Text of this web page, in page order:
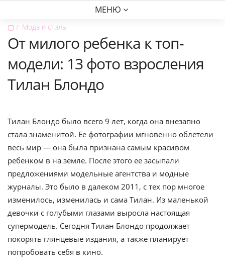
МЕНЮ
▢ Мода и стиль
От милого ребенка к топ-
модели: 13 фото взросления
Тилан Блондо
Тилан Блондо было всего 9 лет, когда она внезапно
стала знаменитой. Ее фотографии мгновенно облетели
весь мир — она была признана самым красивом
ребенком в на земле. После этого ее засыпали
предложениями модельные агентства и модные
журналы. Это было в далеком 2011, с тех пор многое
изменилось, изменилась и сама Тилан. Из маленькой
девочки с голубыми глазами выросла настоящая
супермодель. Сегодня Тилан Блондо продолжает
покорять глянцевые издания, а также планирует
попробовать себя в кино.